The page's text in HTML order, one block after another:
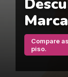
Marca
Compare
piso.